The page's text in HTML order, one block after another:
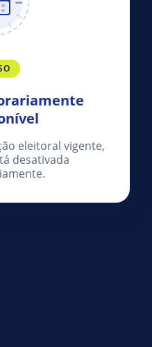
eleitoral vigente,
desativada